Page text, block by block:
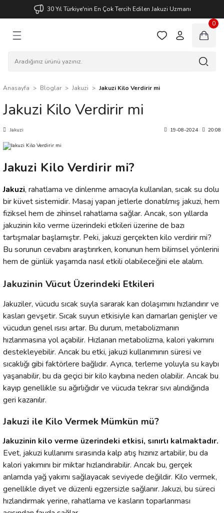
30 Yıl Türkiye'nin En Çok Tercih Edilen Jakuzi Uzmanı
0
Anasayfa Bloglar Jakuzi Jakuzi Kilo Verdirir mi
Jakuzi Kilo Verdirir mi
Jakuzi 19-08-2024 20:08
Jakuzi Kilo Verdirir mi?
Jakuzi, rahatlama ve dinlenme amacıyla kullanılan, sıcak su dolu
bir küvet sistemidir. Masaj yapan jetlerle donatılmış jakuzi, hem
fiziksel hem de zihinsel rahatlama sağlar. Ancak, son yıllarda
jakuzinin kilo verme üzerindeki etkileri üzerine de bazı
tartışmalar başlamıştır. Peki, jakuzi gerçekten kilo verdirir mi?
Bu sorunun cevabını araştırırken, konunun hem bilimsel yönlerini
hem de günlük yaşamda nasıl etkili olabileceğini ele alalım.
Jakuzinin Vücut Üzerindeki Etkileri
Jakuziler, vücudu sıcak suyla sararak kan dolaşımını hızlandırır ve
kasları gevşetir. Sıcak suyun etkisiyle kan damarları genişler ve
vücudun genel ısısı artar. Bu durum, metabolizmanın
hızlanmasına yol açabilir. Hızlanan metabolizma, kalori yakımını
destekleyebilir. Ancak bu etki, jakuzi kullanımının süresi ve
sıcaklığı gibi faktörlere bağlıdır. Ayrıca, terleme yoluyla su kaybı
yaşanabilir, bu da geçici bir kilo kaybına neden olabilir. Ancak bu
kayıp genellikle su ağırlığıdır ve vücuda tekrar sıvı alındığında
geri kazanılır.
Jakuzi ile Kilo Vermek Mümkün mü?
Jakuzinin kilo verme üzerindeki etkisi, sınırlı kalmaktadır.
Evet, jakuzi kullanımı sırasında kalp atış hızınız artabilir, bu da
kalori yakımını bir miktar hızlandırabilir. Ancak bu, gerçek
anlamda yağ yakımı sağlayacak seviyede değildir. Kilo vermek,
genellikle diyet ve düzenli egzersizle sağlanır. Jakuzi, bu süreci
hızlandırmak yerine, rahatlama ve kasların toparlanması
Geri Dön
Geri Dön
Geri Dön
BATARYASI